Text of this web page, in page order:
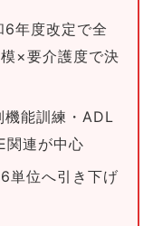
年度改定で全
×要介護度で決
機能訓練・ADL
関連が中心
単位へ引き下げ